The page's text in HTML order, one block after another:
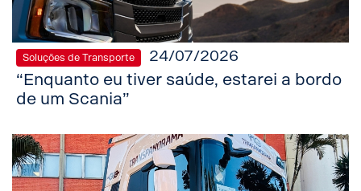
Soluções de Transporte 24/07/2026
“Enquanto eu tiver saúde, estarei a bordo
de um Scania”